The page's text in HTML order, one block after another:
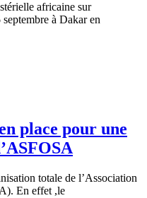
africaine sur
à Dakar en
place pour une
totale de l’Association
En effet ,le